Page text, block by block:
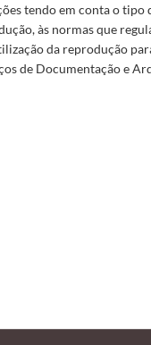
tendo em conta o tipo
às normas que
da reprodução
de Documentação e